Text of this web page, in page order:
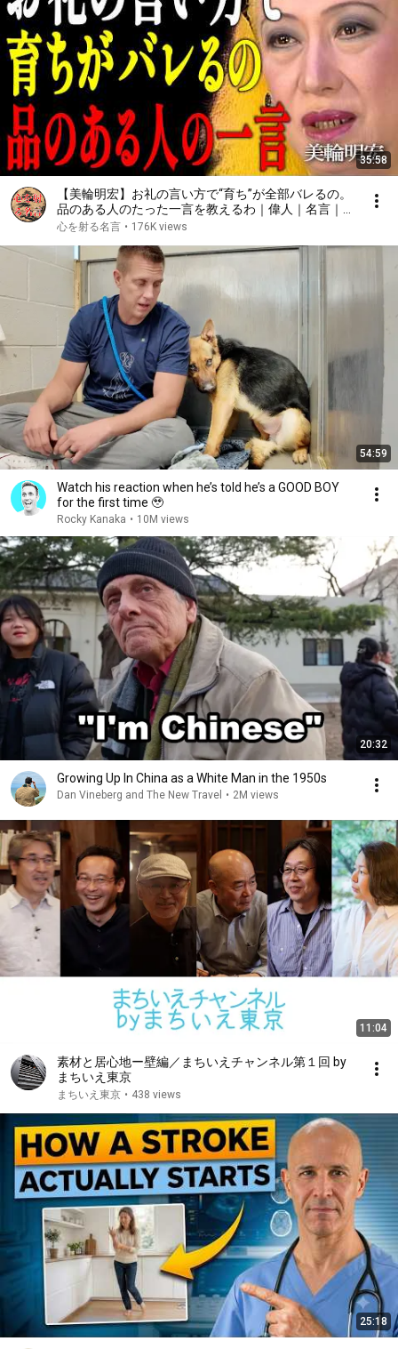
35:58
【美輪明宏】お礼の言い方で“育ち”が全部バレるの。
品のある人のたった一言を教えるわ｜偉人｜名言｜言
葉の力｜人生哲学｜
心を射る名言 • 176K views
54:59
Watch his reaction when he’s told he’s a GOOD BOY
for the first time 🥹
Rocky Kanaka • 10M views
20:32
Growing Up In China as a White Man in the 1950s
Dan Vineberg and The New Travel • 2M views
11:04
素材と居心地ー壁編／まちいえチャンネル第１回 by
まちいえ東京
まちいえ東京 • 438 views
25:18